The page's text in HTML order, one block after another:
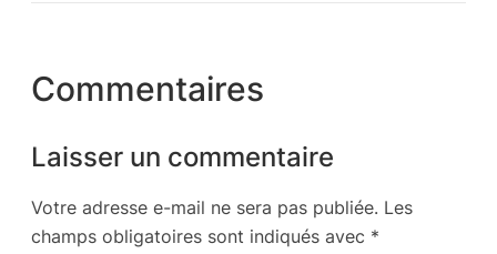
Commentaires
Laisser un commentaire
Votre adresse e-mail ne sera pas publiée. Les
champs obligatoires sont indiqués avec *